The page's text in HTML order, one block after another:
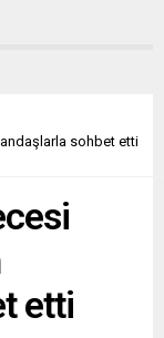
sohbet etti
etti